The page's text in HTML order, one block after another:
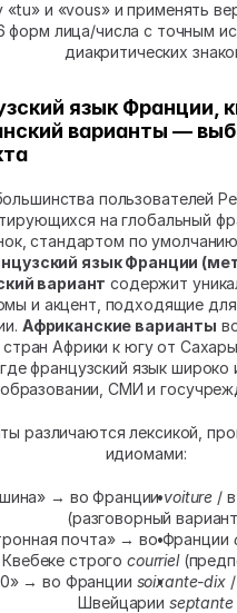
и «vous» и применять
форм лица/числа с точным
диакритических
язык Франции,
варианты —
пользователей
на глобальный
язык Франции
вариант содержит
и акцент, подходящие для
Африканские варианты
Африки к югу от
французский язык широко
образовании, СМИ и
различаются лексикой,
идиомами:
→ во Франции voiture /
(разговорный
почта» → во Франции
строго courriel
→ во Франции soixante-dix /
Швейцарии septante